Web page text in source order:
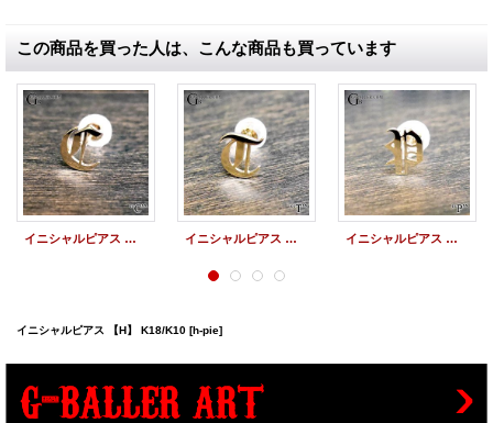
この商品を買った人は、こんな商品も買っています
イニシャルピアス 【C】 K18/K10 イニシャルピアス 【T】 K18/K10 イニシャルピアス 【P】 K18/K10
イニシャルピアス 【H】 K18/K10 [h-pie]